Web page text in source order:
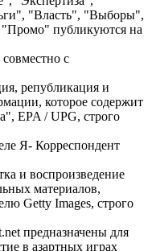
"Власть", "Выборы",
публикуются на
с
републикация и
которое содержит
EPA / UPG, строго
Я- Корреспондент
и воспроизведение
материалов,
Getty Images, строго
предназначены для
в азартных играх